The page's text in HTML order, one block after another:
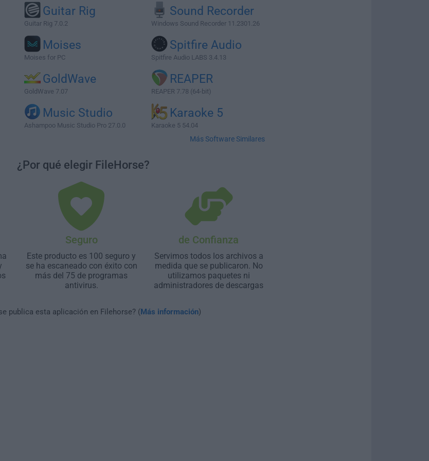
Guitar Rig
Guitar Rig 7.0.2
Sound Recorder
Windows Sound Recorder 11.2301.26
Moises
Moises for PC
Spitfire Audio
Spitfire Audio LABS 3.4.13
GoldWave
GoldWave 7.07
REAPER
REAPER 7.78 (64-bit)
Music Studio
Ashampoo Music Studio Pro 27.0.0
Karaoke 5
Karaoke 5 54.04
Más Software Similares
¿Por qué elegir FileHorse?
Seguro
Este producto es 100 seguro y
se ha escaneado con éxito con
más del 75 de programas
antivirus.
de Confianza
Servimos todos los archivos a
medida que se publicaron. No
utilizamos paquetes ni
administradores de descargas
publica esta aplicación en Filehorse? (Más información)